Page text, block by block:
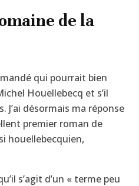
de la
qui pourrait bien
Houellebecq et s’il
J’ai désormais ma réponse
premier roman de
houellebecquien,
s’agit d’un « terme peu